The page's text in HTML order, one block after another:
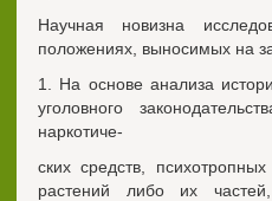
Научная новизна
положениях, выносимых на
1. На основе анализа
уголовного
наркотиче-
ских средств,
растений либо их